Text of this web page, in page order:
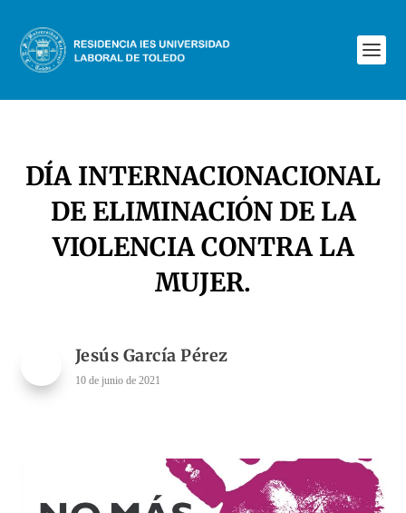
DÍA INTERNACIONACIONAL
DE ELIMINACIÓN DE LA
VIOLENCIA CONTRA LA
MUJER.
Jesús García Pérez
10 de junio de 2021